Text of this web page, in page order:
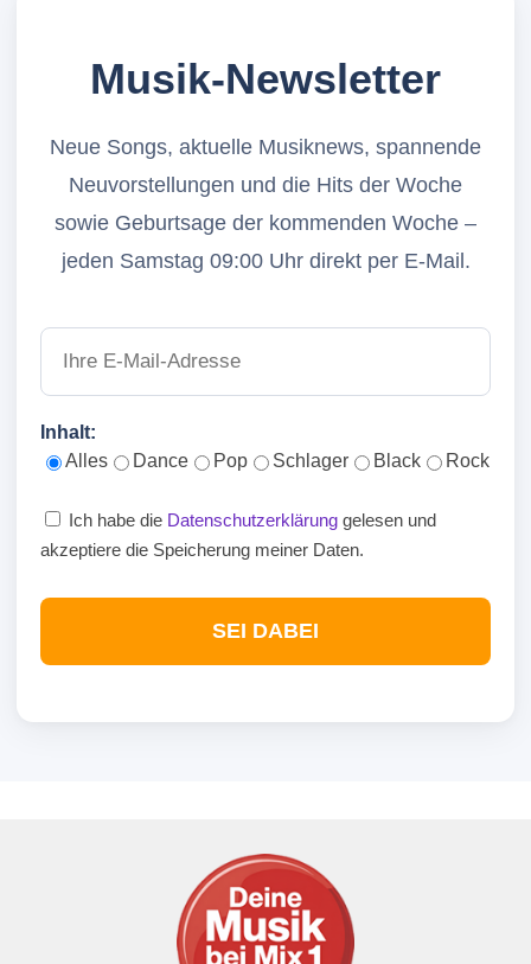
Musik-Newsletter
Neue Songs, aktuelle Musiknews, spannende
Neuvorstellungen und die Hits der Woche
sowie Geburtsage der kommenden Woche –
jeden Samstag 09:00 Uhr direkt per E-Mail.
Inhalt:
Alles
Dance Pop Schlager Black Rock
Ich habe die Datenschutzerklärung gelesen und
akzeptiere die Speicherung meiner Daten.
SEI DABEI